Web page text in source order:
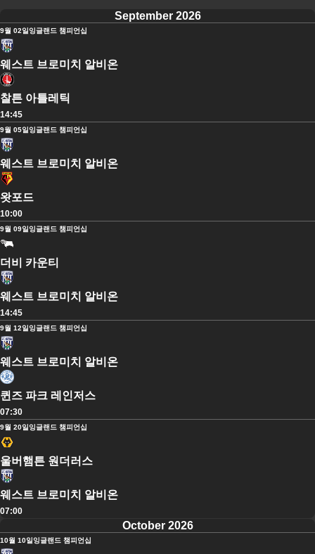
September 2026
9월 02일잉글랜드 챔피언십
웨스트 브로미치 알비온
찰튼 아틀레틱
14:45
9월 05일잉글랜드 챔피언십
웨스트 브로미치 알비온
왓포드
10:00
9월 09일잉글랜드 챔피언십
더비 카운티
웨스트 브로미치 알비온
14:45
9월 12일잉글랜드 챔피언십
웨스트 브로미치 알비온
퀸즈 파크 레인저스
07:30
9월 20일잉글랜드 챔피언십
울버햄튼 원더러스
웨스트 브로미치 알비온
07:00
October 2026
10월 10일잉글랜드 챔피언십